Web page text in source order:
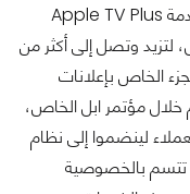
https://youtu.be/A-j8QaoTeWU خدمة Apple TV Plus
لتزيد وتصل إلى أكثر من
الخاص بإعلانات
خلال مؤتمر ابل الخاص،
لينضموا إلى نظام
تتسم بالخصوصية